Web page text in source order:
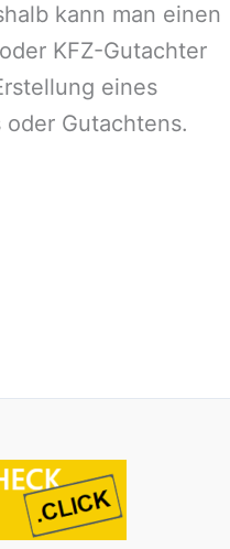
kann man einen
KFZ-Gutachter
eines
Gutachtens.